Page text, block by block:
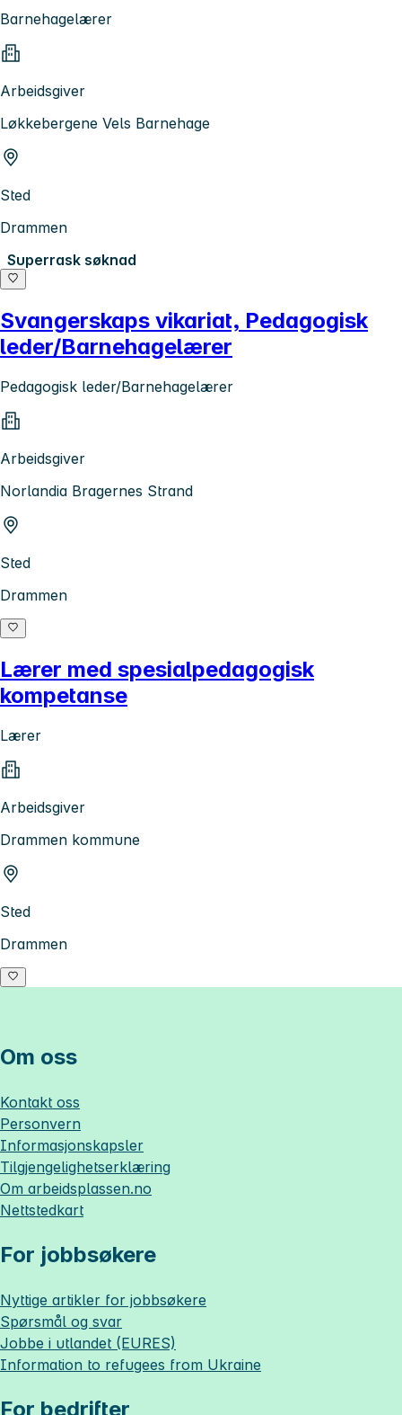
Barnehagelærer
Arbeidsgiver
Løkkebergene Vels Barnehage
Sted
Drammen
Superrask søknad
Svangerskaps vikariat, Pedagogisk
leder/Barnehagelærer
Pedagogisk leder/Barnehagelærer
Arbeidsgiver
Norlandia Bragernes Strand
Sted
Drammen
Lærer med spesialpedagogisk
kompetanse
Lærer
Arbeidsgiver
Drammen kommune
Sted
Drammen
Om oss
Kontakt oss
Personvern
Informasjonskapsler
Tilgjengelighetserklæring
Om arbeidsplassen.no
Nettstedkart
For jobbsøkere
Nyttige artikler for jobbsøkere
Spørsmål og svar
Jobbe i utlandet (EURES)
Information to refugees from Ukraine
For bedrifter